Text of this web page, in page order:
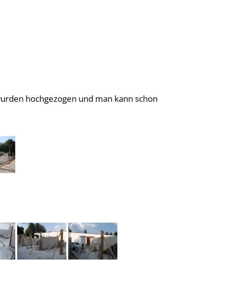
hochgezogen und man kann schon